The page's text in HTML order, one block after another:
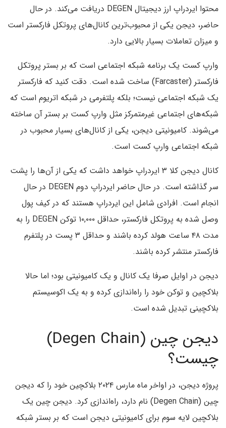
محتوا ایردراپ ارز دیجیتال DEGEN دریافت می‌کند. در حال
حاضر، دیجن یکی از محبوب‌ترین کانال‌های پروتکل فارکستر است
و میزان تعاملات بسیار بالایی دارد.
وارپ کست یک برنامه شبکه اجتماعی است که بر بستر پروتکل
فارکستر (Farcaster) ساخت شده است. دقت کنید که فارکستر
یک شبکه اجتماعی نیست؛ بلکه پلتفرمی در شبکه اتریوم است که
شبکه‌های اجتماعی غیرمتمرکز مثل وارپ کست بر بستر آن ساخته
می‌شوند. کامیونیتی دیجن، یکی از کانال‌های بسیار محبوب در
شبکه اجتماعی وارپ کست است.
کانال دیجن کلا ۳ ایردراپ خواهد داشت که یکی از آن‌ها را پشت
سر گذاشته است. در حال حاضر ایردراپ دوم DEGEN در حال
انجام است. افرادی شامل این ایردراپ هستند که در کیف پول
وصل شده به پروتکل فارکستر، حداقل ۱۰,۰۰۰ توکن DEGEN را به
مدت ۴۸ ساعت هولد کرده باشند و حداقل ۳ پست در پلتفرم
فارکستر منتشر کرده باشند.
دیجن در اوایل صرفا یک کانال و یک کامیونیتی بود؛ اما حالا
بلاکچین و توکن خود را راه‌اندازی کرده و به یک اکوسیستم
بلاکچینی تبدیل شده است.
دیجن چین (Degen Chain)
چیست؟
پروژه دیجن، در اواخر ماه مارس ۲۰۲۴ بلاکچین خود را که دیجن
چین (Degen Chain) نام دارد، راه‌اندازی کرد. دیجن چین یک
بلاکچین لایه سوم برای کامیونیتی دیجن است که بر بستر شبکه